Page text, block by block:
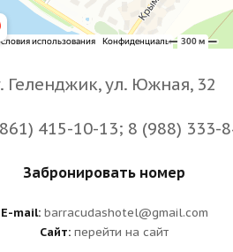
Геленджик, ул. Южная, 32
415-10-13; 8 (988) 333-
Забронировать номер
E-mail:barracudashotel@gmail.com
Сайт: перейти на сайт